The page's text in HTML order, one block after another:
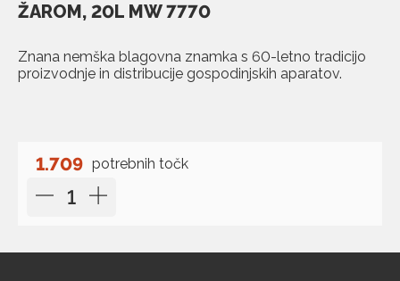
ŽAROM, 20L MW 7770
Znana nemška blagovna znamka s 60-letno tradicijo
proizvodnje in distribucije gospodinjskih aparatov.
1.709 potrebnih točk